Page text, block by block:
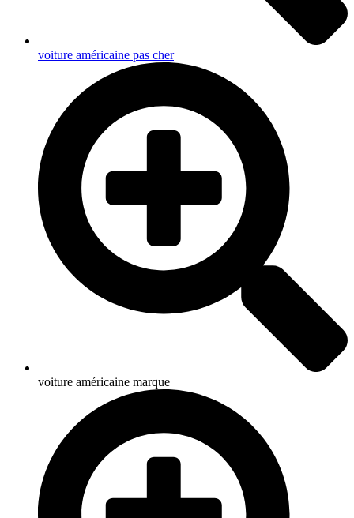
voiture américaine pas cher
voiture américaine marque